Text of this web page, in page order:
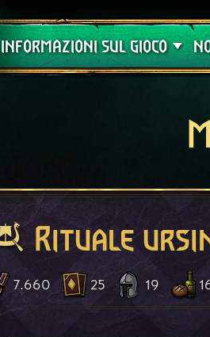
INFORMAZIONI SUL GIOCO
Assistenza
Rituale
7.660 25 19